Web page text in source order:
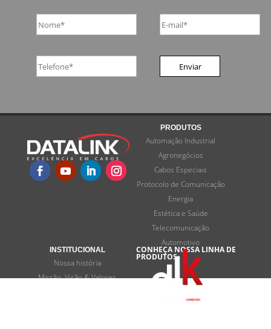
PRODUTOS
Automação Industrial
Agronegócios
Cabos Especiais
Protocolo de Comunicação
Energia
Estética e Saúde
Telecomunicação
Automotivo
INSTITUCIONAL
Nossa história
Missão, Visão & Valores
CONHEÇA NOSSA LINHA DE
PRODUTOS: